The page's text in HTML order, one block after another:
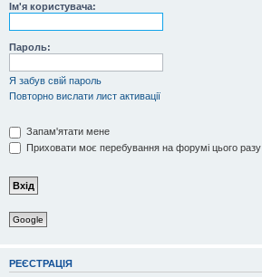
Ім'я користувача:
Пароль:
Я забув свій пароль
Повторно вислати лист активації
Запам'ятати мене
Приховати моє перебування на форумі цього разу
Google
РЕЄСТРАЦІЯ